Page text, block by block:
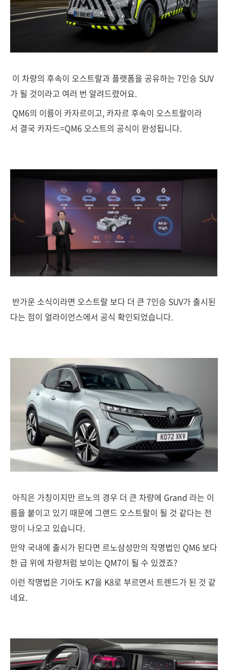
이 차량의 후속이 오스트랄과 플랫폼을 공유하는 7인승 SUV
가 될 것이라고 여러 번 알려드렸어요.
QM6의 이름이 카자르이고, 카자르 후속이 오스트랄이라
서 결국 카자드=QM6 오스트의 공식이 완성됩니다.
반가운 소식이라면 오스트랄 보다 더 큰 7인승 SUV가 출시된
다는 점이 얼라이언스에서 공식 확인되었습니다.
아직은 가칭이지만 르노의 경우 더 큰 차량에 Grand 라는 이
름을 붙이고 있기 때문에 그랜드 오스트랄이 될 것 같다는 전
망이 나오고 있습니다.
만약 국내에 출시가 된다면 르노삼성만의 작명법인 QM6 보다
한 급 위에 차량처럼 보이는 QM7이 될 수 있겠죠?
이런 작명법은 기아도 K7을 K8로 부르면서 트렌드가 된 것 같
네요.